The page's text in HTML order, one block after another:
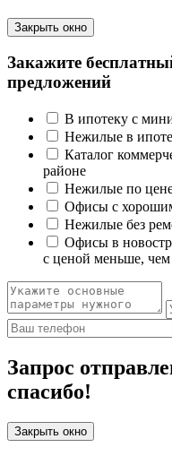
Закрыть окно
Закажите
предложений
В ипотеку с
Нежилые в
Каталог
районе
Нежилые по
Офисы с
Нежилые без
Офисы в
с ценой меньше, чем
Запрос
спасибо!
Закрыть окно